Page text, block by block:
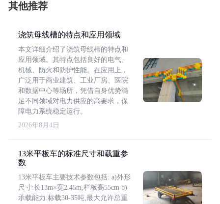
其他推荐
浇筑母线槽的特点和应用领域
本文详细介绍了浇筑母线槽的特点和
应用领域。其特点包括良好的电气、
机械、防火和防护性能。在应用上，
广泛用于商业建筑、工业厂房、医院
和数据中心等场所，凭借自身优势满
足不同领域对电力供应的高要求，保
障电力系统稳定运行。
2026年8月4日
13米平板车的标准尺寸和载重参
数
13米平板车主要技术参数包括: a)外形
尺寸:长13m×宽2.45m,栏板高55cm b)
承载能力:标载30-35吨,最大允许总重